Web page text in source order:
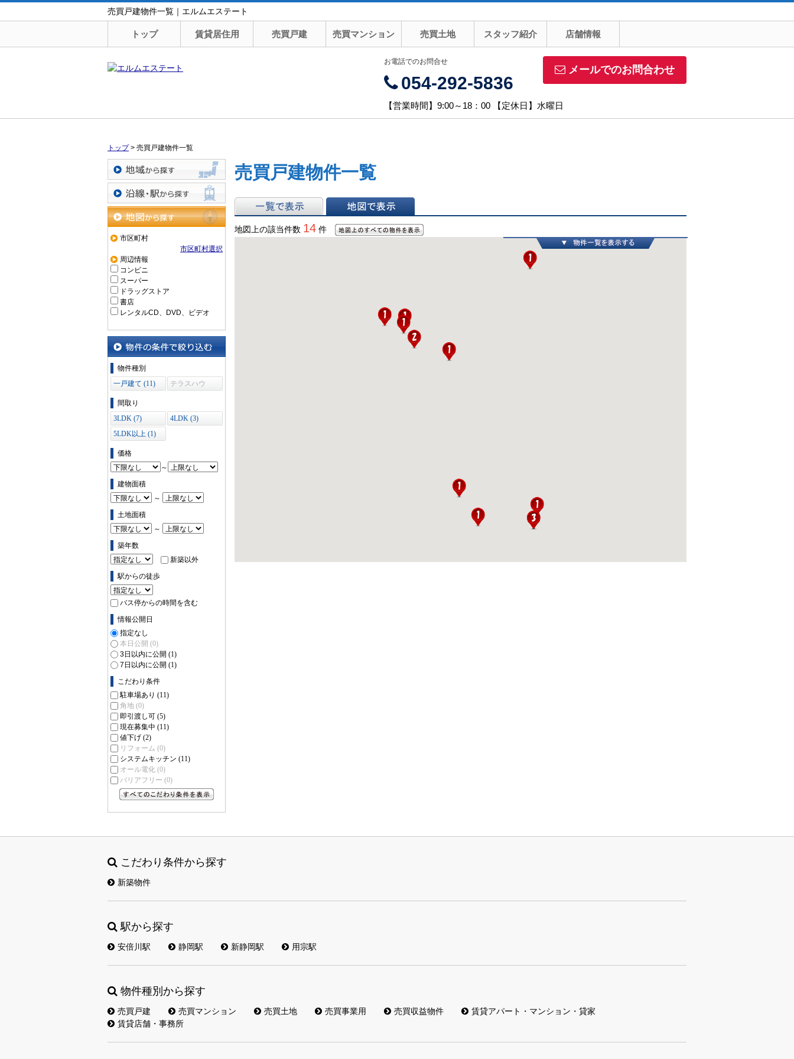
売買戸建物件一覧｜エルムエステート
トップ 賃貸居住用 売買戸建 売買マンション 売買土地 スタッフ紹介 店舗情報
メールでのお問合わせ
お電話でのお問合せ
054-292-5836
【営業時間】9:00～18：00 【定休日】水曜日
トップ> 売買戸建物件一覧
地域から探す
沿線・駅から探す
地図から探す
市区町村
市区町村選択
周辺情報
コンビニ
スーパー
ドラッグストア
書店
レンタルCD、DVD、ビデオ
物件の条件で絞り込む
物件種別
一戸建て (11)
テラスハウ
間取り
3LDK (7)
4LDK (3)
5LDK以上 (1)
価格
～
建物面積
～
土地面積
～
築年数
新築以外
駅からの徒歩
バス停からの時間を含む
情報公開日
指定なし
本日公開 (0)
3日以内に公開 (1)
7日以内に公開 (1)
こだわり条件
駐車場あり (11)
角地 (0)
即引渡し可 (5)
現在募集中 (11)
値下げ (2)
リフォーム (0)
システムキッチン (11)
オール電化 (0)
バリアフリー (0)
売買戸建物件一覧
地図上の該当件数 14 件
こだわり条件から探す
新築物件
駅から探す
安倍川駅 静岡駅 新静岡駅 用宗駅
物件種別から探す
売買戸建 売買マンション 売買土地 売買事業用 売買収益物件
賃貸アパート・マンション・貸家
賃貸店舗・事務所